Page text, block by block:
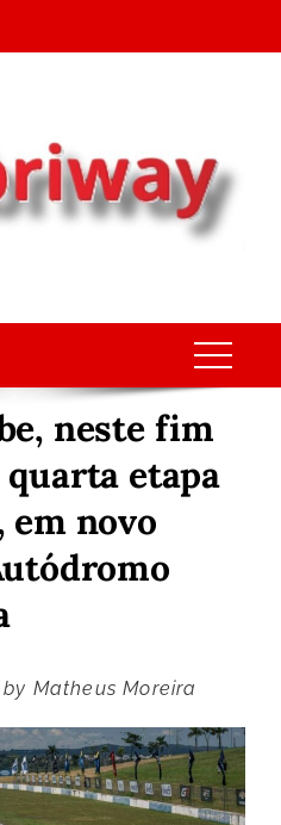
neste fim
quarta etapa
em novo
by Matheus Moreira